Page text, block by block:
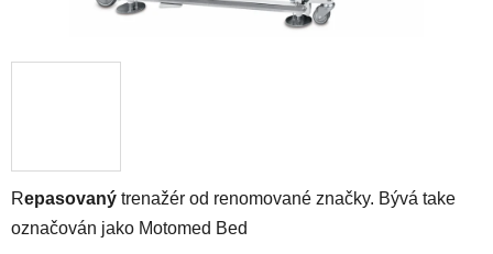
Repasovaný trenažér od renomované značky. Bývá take
označován jako Motomed Bed